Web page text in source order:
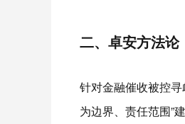
二、卓安方法论
针对金融催收被控
为边界、责任范围”